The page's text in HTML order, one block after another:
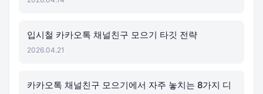
입시철 카카오톡 채널친구 모으기 타깃 전략
2026.04.21
카카오톡 채널친구 모으기에서 자주 놓치는 8가지 디